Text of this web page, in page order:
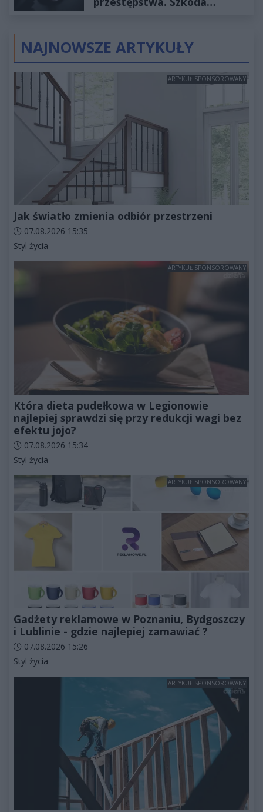
NAJNOWSZE ARTYKUŁY
ARTYKUŁ SPONSOROWANY
Jak światło zmienia odbiór przestrzeni
Data dodania artykułu:
07.08.2026 15:35
Kategorie artykułu:
Styl życia
ARTYKUŁ SPONSOROWANY
Która dieta pudełkowa w Legionowie
najlepiej sprawdzi się przy redukcji wagi bez
efektu jojo?
Data dodania artykułu:
07.08.2026 15:34
Kategorie artykułu:
Styl życia
ARTYKUŁ SPONSOROWANY
Gadżety reklamowe w Poznaniu, Bydgoszczy
i Lublinie - gdzie najlepiej zamawiać ?
Data dodania artykułu:
07.08.2026 15:26
Kategorie artykułu:
Styl życia
ARTYKUŁ SPONSOROWANY